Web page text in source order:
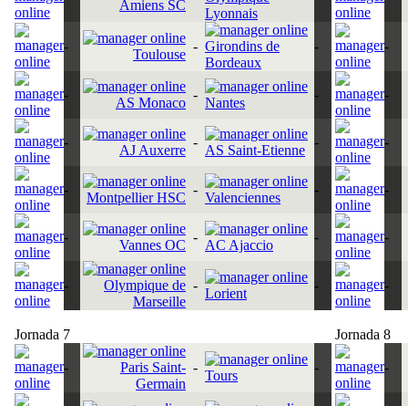
Amiens SC
Lyonnais
-
Toulouse
- Girondins de
Bordeaux
- -
-
AS Monaco
-
Nantes
- -
-
AJ Auxerre
-
AS Saint-Etienne
- -
-
Montpellier HSC
-
Valenciennes
- -
-
Vannes OC
-
AC Ajaccio
- -
-
Olympique de
Marseille
-
Lorient
- -
Jornada 7 Jornada 8
-
Paris Saint-
Germain
-
Tours
- -